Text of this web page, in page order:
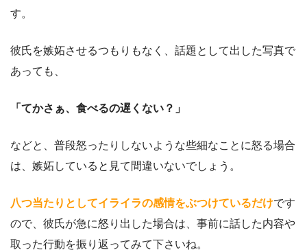
す。
彼氏を嫉妬させるつもりもなく、話題として出した写真で
あっても、
「てかさぁ、食べるの遅くない？」
などと、普段怒ったりしないような些細なことに怒る場合
は、嫉妬していると見て間違いないでしょう。
八つ当たりとしてイライラの感情をぶつけているだけです
ので、彼氏が急に怒り出した場合は、事前に話した内容や
取った行動を振り返ってみて下さいね。